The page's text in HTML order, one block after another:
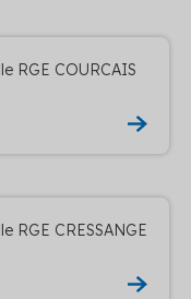
RGE COURCAIS
RGE CRESSANGE